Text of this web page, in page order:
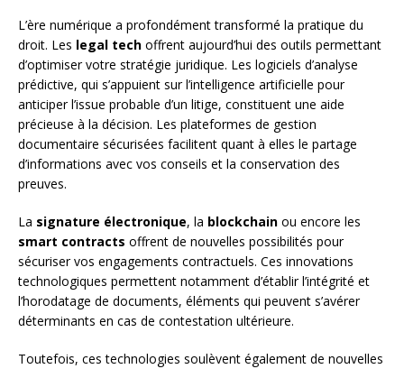
L’ère numérique a profondément transformé la pratique du
droit. Les legal tech offrent aujourd’hui des outils permettant
d’optimiser votre stratégie juridique. Les logiciels d’analyse
prédictive, qui s’appuient sur l’intelligence artificielle pour
anticiper l’issue probable d’un litige, constituent une aide
précieuse à la décision. Les plateformes de gestion
documentaire sécurisées facilitent quant à elles le partage
d’informations avec vos conseils et la conservation des
preuves.
La signature électronique, la blockchain ou encore les
smart contracts offrent de nouvelles possibilités pour
sécuriser vos engagements contractuels. Ces innovations
technologiques permettent notamment d’établir l’intégrité et
l’horodatage de documents, éléments qui peuvent s’avérer
déterminants en cas de contestation ultérieure.
Toutefois, ces technologies soulèvent également de nouvelles